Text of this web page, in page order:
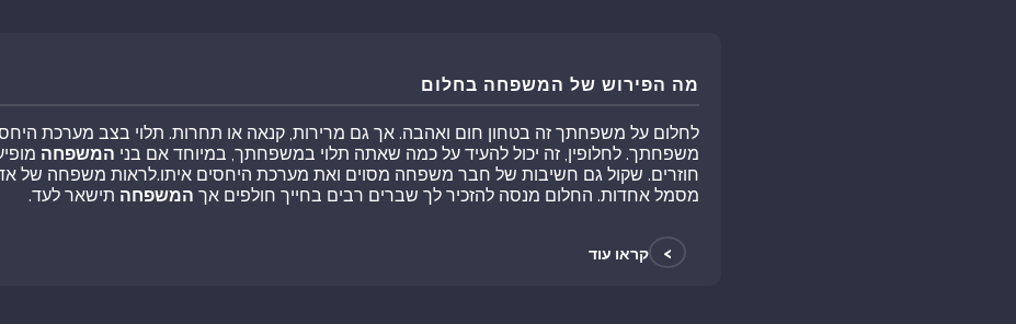
מה הפירוש של המשפחה בחלום
לחלום על משפחתך זה בטחון חום ואהבה. אך גם מרירות, קנאה או תחרות. תלוי בצב מערכת
משפחתך. לחלופין, זה יכול להעיד על כמה שאתה תלוי במשפחתך, במיוחד אם בני המשפחה
חוזרים. שקול גם חשיבות של חבר משפחה מסוים ואת מערכת היחסים איתו.לראות משפחה של
מסמל אחדות. החלום מנסה להזכיר לך שברים רבים בחייך חולפים אך המשפחה תישאר לעד.
> קראו עוד